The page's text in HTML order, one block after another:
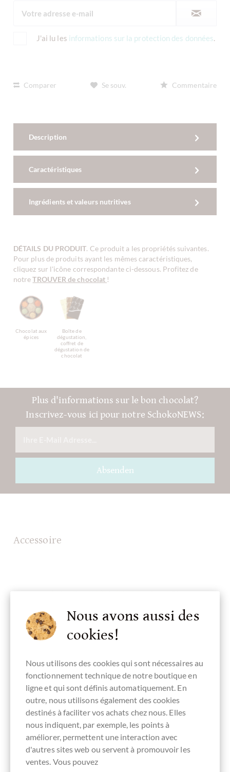
J'ai lu les informations sur la protection des données.
Comparer Se souv. Commentaire
Description
Caractéristiques
Ingrédients et valeurs nutritives
DÉTAILS DU PRODUIT. Ce produit a les propriétés suivantes.
Pour plus de produits ayant les mêmes caractéristiques,
cliquez sur l'icône correspondante ci-dessous. Profitez de
notreTROUVER de chocolat !
Chocolat aux
épices
Boîte de
dégustation,
coffret de
dégustation de
chocolat
Plus d'informations sur le bon chocolat?
Inscrivez-vous ici pour notre SchokoNEWS:
Absenden
Accessoire
Schell Schokolade
Vitis Noir 70% Schokolade mit Javapfeffer
Zimtblüte
Nous avons aussi des
cookies!
Nous utilisons des cookies qui sont nécessaires au
fonctionnement technique de notre boutique en
ligne et qui sont définis automatiquement. En
outre, nous utilisons également des cookies
destinés à faciliter vos achats chez nous. Elles
nous indiquent, par exemple, les points à
améliorer, permettent une interaction avec
d'autres sites web ou servent à promouvoir les
ventes. Vous pouvez